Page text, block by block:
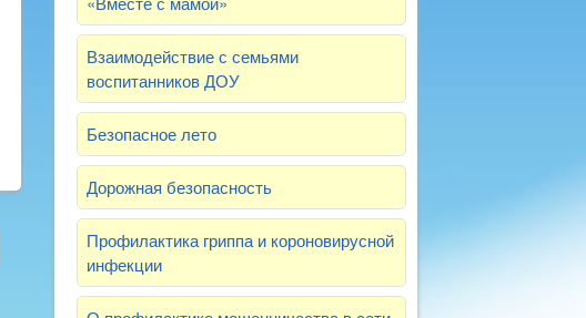
Взаимодействие с семьями
воспитанников ДОУ
Безопасное лето
Дорожная безопасность
Профилактика гриппа и короновирусной
инфекции